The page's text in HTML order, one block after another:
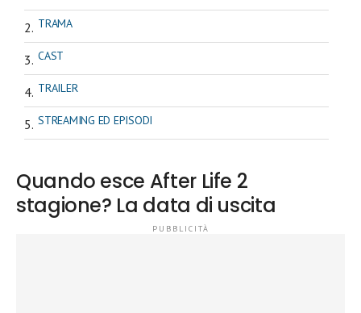
TRAMA
CAST
TRAILER
STREAMING ED EPISODI
Quando esce After Life 2
stagione? La data di uscita